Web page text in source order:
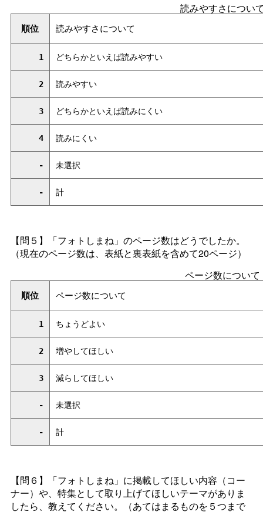
読みやすさについ
順位 読みやすさについて
1 どちらかといえば読みやすい
2 読みやすい
3 どちらかといえば読みにくい
4 読みにくい
- 未選択
- 計
【問５】「フォトしまね」のページ数はどうでしたか。
（現在のページ数は、表紙と裏表紙を含めて20ページ）
ページ数について
順位 ページ数について
1 ちょうどよい
2 増やしてほしい
3 減らしてほしい
- 未選択
- 計
【問６】「フォトしまね」に掲載してほしい内容（コー
ナー）や、特集として取り上げてほしいテーマがありま
したら、教えてください。（あてはまるものを５つまで